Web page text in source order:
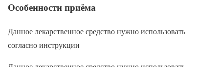
Особенности приёма
Данное лекарственное средство нужно использовать
согласно инструкции